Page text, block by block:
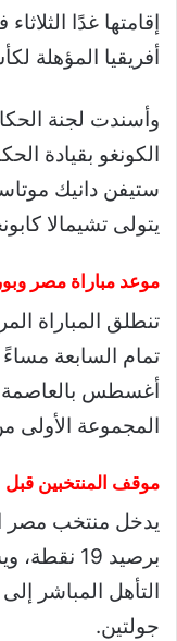
إقامتها غدًا
أفريقيا المؤهلة لكأس
وأسندت لجنة
الكونغو بقيادة
ستيفن دانيك
يتولى تشيمالا
موعد مباراة مصر
تنطلق المباراة
أغسطس بالعاصمة
المجموعة الأولى
موقف المنتخبين قبل
يدخل منتخب مصر
برصيد 19
جولتين.